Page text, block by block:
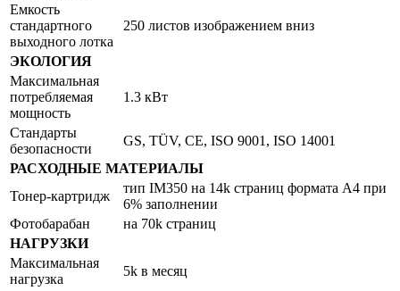
Емкость
стандартного
выходного лотка
250 листов изображением вниз
ЭКОЛОГИЯ
Максимальная
потребляемая
мощность
1.3 кВт
Стандарты
безопасности
GS, TÜV, CE, ISO 9001, ISO 14001
РАСХОДНЫЕ МАТЕРИАЛЫ
Тонер-картридж
тип IM350 на 14k страниц формата A4 при
6% заполнении
Фотобарабан
на 70k страниц
НАГРУЗКИ
Максимальная
нагрузка
5k в месяц